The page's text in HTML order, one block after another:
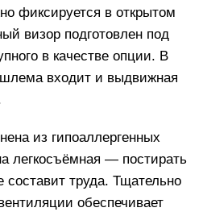
фиксируется в открытом
визор подготовлен под
в качестве опции. В
входит и выдвижная
из гипоаллергенных
легкосъёмная — постирать
труда. Тщательно
обеспечивает